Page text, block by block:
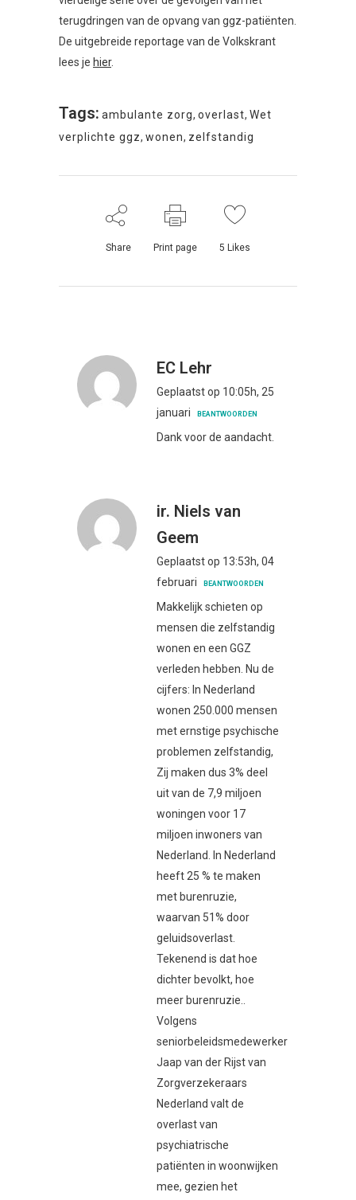
terugdringen van de opvang van ggz-patiënten.
De uitgebreide reportage van de Volkskrant
lees je hier.
Tags: ambulante zorg, overlast, Wet
verplichte ggz, wonen, zelfstandig
Share Print page 5 Likes
EC Lehr
Geplaatst op 10:05h, 25
januari
BEANTWOORDEN
Dank voor de aandacht.
ir. Niels van
Geem
Geplaatst op 13:53h, 04
februari
BEANTWOORDEN
Makkelijk schieten op
mensen die zelfstandig
wonen en een GGZ
verleden hebben. Nu de
cijfers: In Nederland
wonen 250.000 mensen
met ernstige psychische
problemen zelfstandig,
Zij maken dus 3% deel
uit van de 7,9 miljoen
woningen voor 17
miljoen inwoners van
Nederland. In Nederland
heeft 25 % te maken
met burenruzie,
waarvan 51% door
geluidsoverlast.
Tekenend is dat hoe
dichter bevolkt, hoe
meer burenruzie..
Volgens
seniorbeleidsmedewerker
Jaap van der Rijst van
Zorgverzekeraars
Nederland valt de
overlast van
psychiatrische
patiënten in woonwijken
mee, gezien het